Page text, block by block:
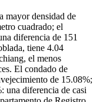
mayor densidad de
cuadrado; el
diferencia de 151
tiene 4.04
el menos
El condado de
de 15.08%;
una diferencia de casi